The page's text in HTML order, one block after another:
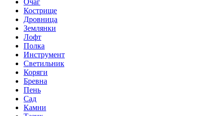
Очаг
Кострище
Дровница
Землянки
Лофт
Полка
Инструмент
Светильник
Коряги
Бревна
Пень
Сад
Камни